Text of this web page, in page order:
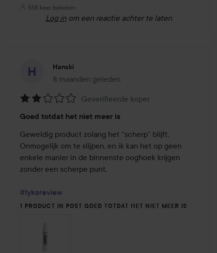
558 keer bekeken
Log in om een reactie achter te laten
Hanski
8 maanden geleden
Het bericht is gemaakt 8 maanden geleden
2
van
de
5
Geverifieerde koper
Goed totdat het niet meer is
Geweldig product zolang het “scherp” blijft.
Onmogelijk om te slijpen, en ik kan het op geen
enkele manier in de binnenste ooghoek krijgen
zonder een scherpe punt.
#lykoreview
1 PRODUCT IN POST GOED TOTDAT HET NIET MEER IS